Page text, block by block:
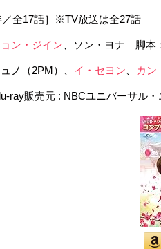
／全17話］※TV放送は全27話
ン・ジイン 、ソン・ヨナ 脚本
ノ（2PM）、 イ・セヨン カン
DVD＆Blu-ray販売元 ‏: ‎NBCユ